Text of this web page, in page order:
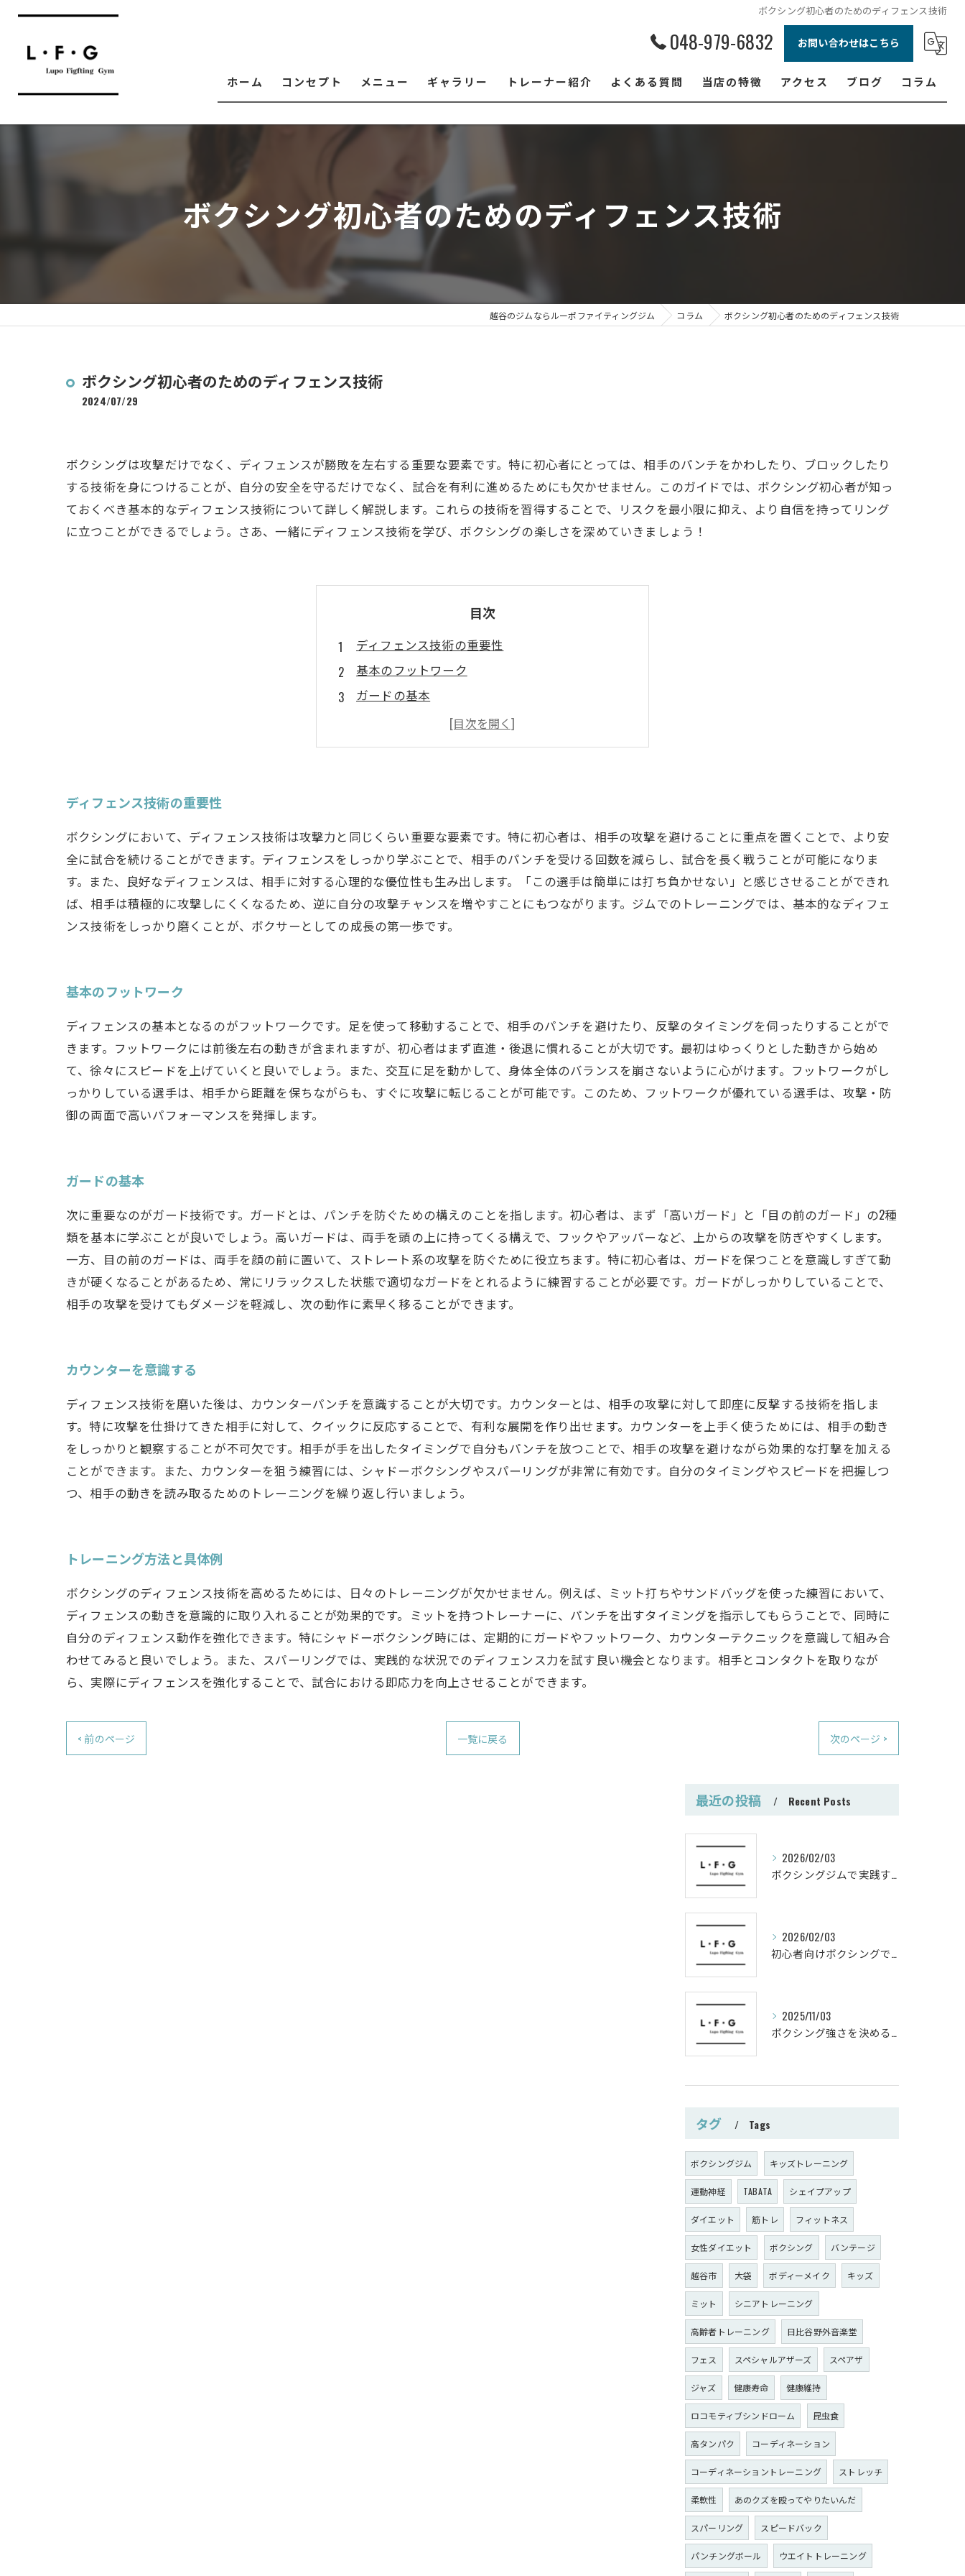
ボクシング初心者のためのディフェンス技術
048-979-6832 お問い合わせはこちら
ホーム コンセプト メニュー ギャラリー トレーナー紹介 よくある質問 当店の特徴
ボクシング
フィットネス
アクセス ブログ コラム
ボクシング初心者のためのディフェンス技術
越谷のジムならルーポファイティングジム コラム ボクシング初心者のためのディフェンス技術
ボクシング初心者のためのディフェンス技術
2024/07/29
ボクシングは攻撃だけでなく、ディフェンスが勝敗を左右する重要な要素です。特に初心者にとっては、相手のパンチをかわしたり、ブロックしたり
する技術を身につけることが、自分の安全を守るだけでなく、試合を有利に進めるためにも欠かせません。このガイドでは、ボクシング初心者が知っ
ておくべき基本的なディフェンス技術について詳しく解説します。これらの技術を習得することで、リスクを最小限に抑え、より自信を持ってリング
に立つことができるでしょう。さあ、一緒にディフェンス技術を学び、ボクシングの楽しさを深めていきましょう！
目次
ディフェンス技術の重要性
基本のフットワーク
ガードの基本
カウンターを意識する
トレーニング方法と具体例
ディフェンス技術の重要性
ボクシングにおいて、ディフェンス技術は攻撃力と同じくらい重要な要素です。特に初心者は、相手の攻撃を避けることに重点を置くことで、より安
全に試合を続けることができます。ディフェンスをしっかり学ぶことで、相手のパンチを受ける回数を減らし、試合を長く戦うことが可能になりま
す。また、良好なディフェンスは、相手に対する心理的な優位性も生み出します。「この選手は簡単には打ち負かせない」と感じさせることができれ
ば、相手は積極的に攻撃しにくくなるため、逆に自分の攻撃チャンスを増やすことにもつながります。ジムでのトレーニングでは、基本的なディフェ
ンス技術をしっかり磨くことが、ボクサーとしての成長の第一歩です。
基本のフットワーク
ディフェンスの基本となるのがフットワークです。足を使って移動することで、相手のパンチを避けたり、反撃のタイミングを伺ったりすることがで
きます。フットワークには前後左右の動きが含まれますが、初心者はまず直進・後退に慣れることが大切です。最初はゆっくりとした動きから始め
て、徐々にスピードを上げていくと良いでしょう。また、交互に足を動かして、身体全体のバランスを崩さないように心がけます。フットワークがし
っかりしている選手は、相手から距離を保ちながらも、すぐに攻撃に転じることが可能です。このため、フットワークが優れている選手は、攻撃・防
御の両面で高いパフォーマンスを発揮します。
ガードの基本
次に重要なのがガード技術です。ガードとは、パンチを防ぐための構えのことを指します。初心者は、まず「高いガード」と「目の前のガード」の2種
類を基本に学ぶことが良いでしょう。高いガードは、両手を頭の上に持ってくる構えで、フックやアッパーなど、上からの攻撃を防ぎやすくします。
一方、目の前のガードは、両手を顔の前に置いて、ストレート系の攻撃を防ぐために役立ちます。特に初心者は、ガードを保つことを意識しすぎて動
きが硬くなることがあるため、常にリラックスした状態で適切なガードをとれるように練習することが必要です。ガードがしっかりしていることで、
相手の攻撃を受けてもダメージを軽減し、次の動作に素早く移ることができます。
カウンターを意識する
ディフェンス技術を磨いた後は、カウンターパンチを意識することが大切です。カウンターとは、相手の攻撃に対して即座に反撃する技術を指しま
す。特に攻撃を仕掛けてきた相手に対して、クイックに反応することで、有利な展開を作り出せます。カウンターを上手く使うためには、相手の動き
をしっかりと観察することが不可欠です。相手が手を出したタイミングで自分もパンチを放つことで、相手の攻撃を避けながら効果的な打撃を加える
ことができます。また、カウンターを狙う練習には、シャドーボクシングやスパーリングが非常に有効です。自分のタイミングやスピードを把握しつ
つ、相手の動きを読み取るためのトレーニングを繰り返し行いましょう。
トレーニング方法と具体例
ボクシングのディフェンス技術を高めるためには、日々のトレーニングが欠かせません。例えば、ミット打ちやサンドバッグを使った練習において、
ディフェンスの動きを意識的に取り入れることが効果的です。ミットを持つトレーナーに、パンチを出すタイミングを指示してもらうことで、同時に
自分のディフェンス動作を強化できます。特にシャドーボクシング時には、定期的にガードやフットワーク、カウンターテクニックを意識して組み合
わせてみると良いでしょう。また、スパーリングでは、実践的な状況でのディフェンス力を試す良い機会となります。相手とコンタクトを取りなが
ら、実際にディフェンスを強化することで、試合における即応力を向上させることができます。
< 前のページ 一覧に戻る 次のページ >
最近の投稿 Recent Posts
2026/02/03
ボクシングジムで実践する筋肥大トレーニング術
2026/02/03
初心者向けボクシングでシェイプアップ運動メニュー
2025/11/03
ボクシング強さを決めるパンチ威力の秘密
タグ Tags
ボクシングジム キッズトレーニング
運動神経 TABATA シェイプアップ
ダイエット 筋トレ フィットネス
女性ダイエット ボクシング バンテージ
越谷市 大袋 ボディーメイク キッズ
ミット シニアトレーニング
高齢者トレーニング 日比谷野外音楽堂
フェス スペシャルアザーズ スペアザ
ジャズ 健康寿命 健康維持
ロコモティブシンドローム 昆虫食
高タンパク コーディネーション
コーディネーショントレーニング ストレッチ
柔軟性 あのクズを殴ってやりたいんだ
スパーリング スピードバック
パンチングボール ウエイトトレーニング